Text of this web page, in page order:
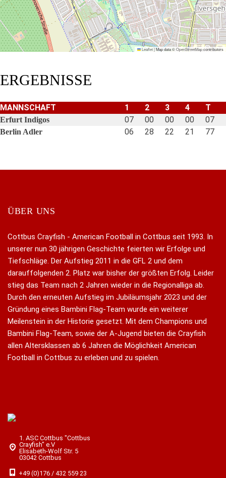
Leaflet|Map data ©OpenStreetMapcontributors
ERGEBNISSE
MANNSCHAFT 1 2 3 4 T
Erfurt Indigos 07 00 00 00 07
Berlin Adler 06 28 22 21 77
ÜBER UNS
Cottbus Crayfish - American Football in Cottbus seit 1993. In
unserer nun 30 jährigen Geschichte feierten wir Erfolge und
Tiefschläge. Der Aufstieg 2011 in die GFL 2 und dem
darauffolgenden 2. Platz war bisher der größten Erfolg. Leider
stieg das Team nach 2 Jahren wieder in die Regionalliga ab.
Durch den erneuten Aufstieg im Jubiläumsjahr 2023 und der
Gründung eines Bambini Flag-Team wurde ein weiterer
Meilenstein in der Historie gesetzt. Mit dem Champions und
Bambini Flag-Team, sowie der A-Jugend bieten die Crayfish
allen Altersklassen ab 6 Jahren die Möglichkeit American
Football in Cottbus zu erleben und zu spielen.
1. ASC Cottbus "Cottbus
Crayfish" e.V
Elisabeth-Wolf Str. 5
03042 Cottbus
+49 (0)176 / 432 559 23